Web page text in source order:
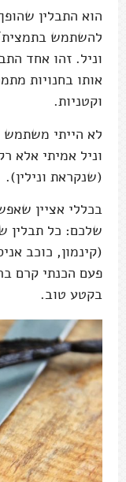
הוא התבלין
להשתמש
וניל. זהו אחד
אותו בחנויות
וקטניות.
לא הייתי משתמש
וניל אמיתי אלא
(שנקראת ונילין).
בכללי אציין
שלכם: כל תבלין
(קינמון, כוכב
פעם הכנתי קרם
בקטע טוב.